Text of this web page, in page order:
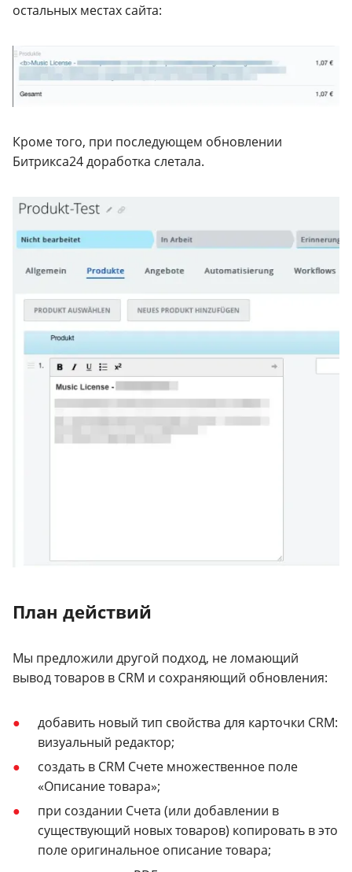
остальных местах сайта:
Кроме того, при последующем обновлении
Битрикса24 доработка слетала.
План действий
Мы предложили другой подход, не ломающий
вывод товаров в CRM и сохраняющий обновления:
добавить новый тип свойства для карточки CRM:
визуальный редактор;
создать в CRM Счете множественное поле
«Описание товара»;
при создании Счета (или добавлении в
существующий новых товаров) копировать в это
поле оригинальное описание товара;